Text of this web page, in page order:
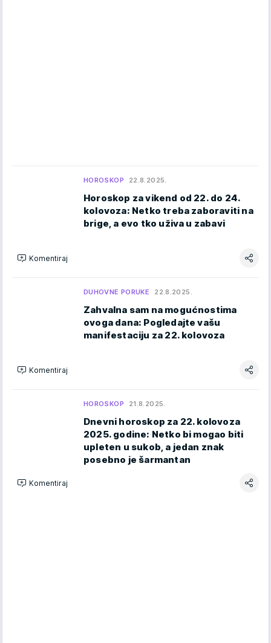
HOROSKOP 22.8.2025.
Horoskop za vikend od 22. do 24.
kolovoza: Netko treba zaboraviti na
brige, a evo tko uživa u zabavi
Komentiraj
DUHOVNE PORUKE 22.8.2025.
Zahvalna sam na mogućnostima
ovoga dana: Pogledajte vašu
manifestaciju za 22. kolovoza
Komentiraj
HOROSKOP 21.8.2025.
Dnevni horoskop za 22. kolovoza
2025. godine: Netko bi mogao biti
upleten u sukob, a jedan znak
posebno je šarmantan
Komentiraj